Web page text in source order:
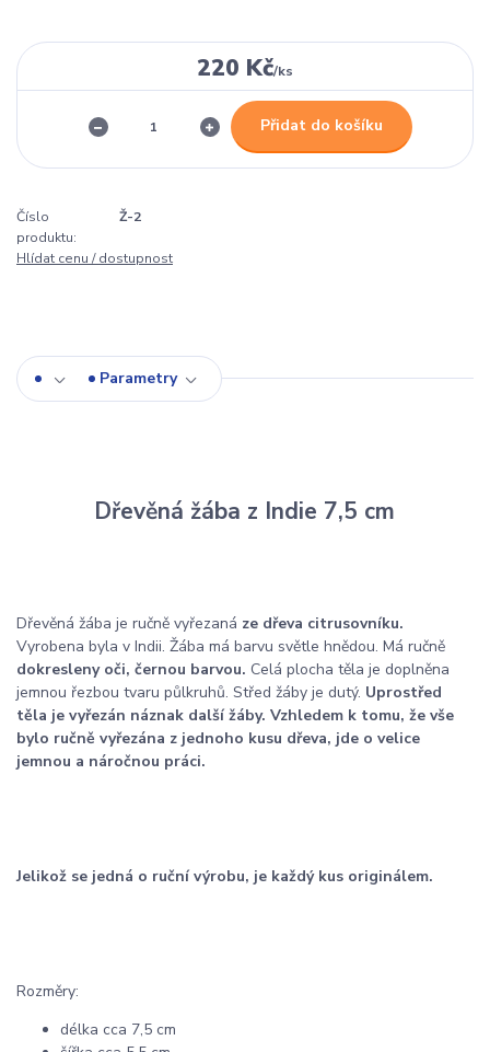
220 Kč/ks
Přidat do košíku
Číslo
produktu:
Ž-2
Hlídat cenu / dostupnost
Parametry
Dřevěná žába z Indie 7,5 cm
Dřevěná žába je ručně vyřezaná ze dřeva citrusovníku.
Vyrobena byla v Indii. Žába má barvu světle hnědou. Má ručně
dokresleny oči, černou barvou. Celá plocha těla je doplněna
jemnou řezbou tvaru půlkruhů. Střed žáby je dutý. Uprostřed
těla je vyřezán náznak další žáby. Vzhledem k tomu, že vše
bylo ručně vyřezána z jednoho kusu dřeva, jde o velice
jemnou a náročnou práci.
Jelikož se jedná o ruční výrobu, je každý kus originálem.
Rozměry:
délka cca 7,5 cm